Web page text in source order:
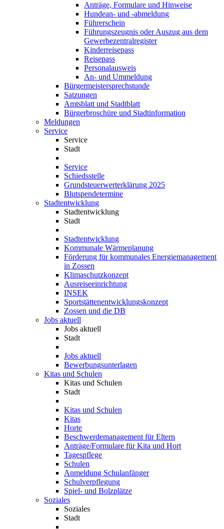
Anträge, Formulare und Hinweise
Hundean- und -abmeldung
Führerschein
Führungszeugnis oder Auszug aus dem
Gewerbezentralregister
Kinderreisepass
Reisepass
Personalausweis
An- und Ummeldung
Bürgermeistersprechstunde
Satzungen
Amtsblatt und Stadtblatt
Bürgerbroschüre und Stadtinformation
Meldungen
Service
Service
Stadt
Service
Schiedsstelle
Grundsteuerwerterklärung 2025
Blutspendetermine
Stadtentwicklung
Stadtentwicklung
Stadt
Stadtentwicklung
Kommunale Wärmeplanung
Förderung für kommunales Energiemanagement
in Zossen
Klimaschutzkonzept
Ausreiseeinrichtung
INSEK
Sportstättenentwicklungskonzept
Zossen und die DB
Jobs aktuell
Jobs aktuell
Stadt
Jobs aktuell
Bewerbungsunterlagen
Kitas und Schulen
Kitas und Schulen
Stadt
Kitas und Schulen
Kitas
Horte
Beschwerdemanagement für Eltern
Anträge/Formulare für Kita und Hort
Tagespflege
Schulen
Anmeldung Schulanfänger
Schulverpflegung
Spiel- und Bolzplätze
Soziales
Soziales
Stadt